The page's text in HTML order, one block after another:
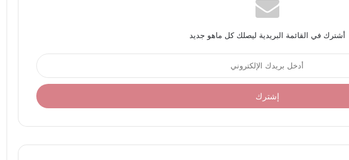
أشترك في القائمة البريدية ليصلك كل ماهو جديد